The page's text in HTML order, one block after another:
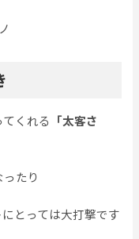
くれる 「太客さ
たり
とっては大打撃です